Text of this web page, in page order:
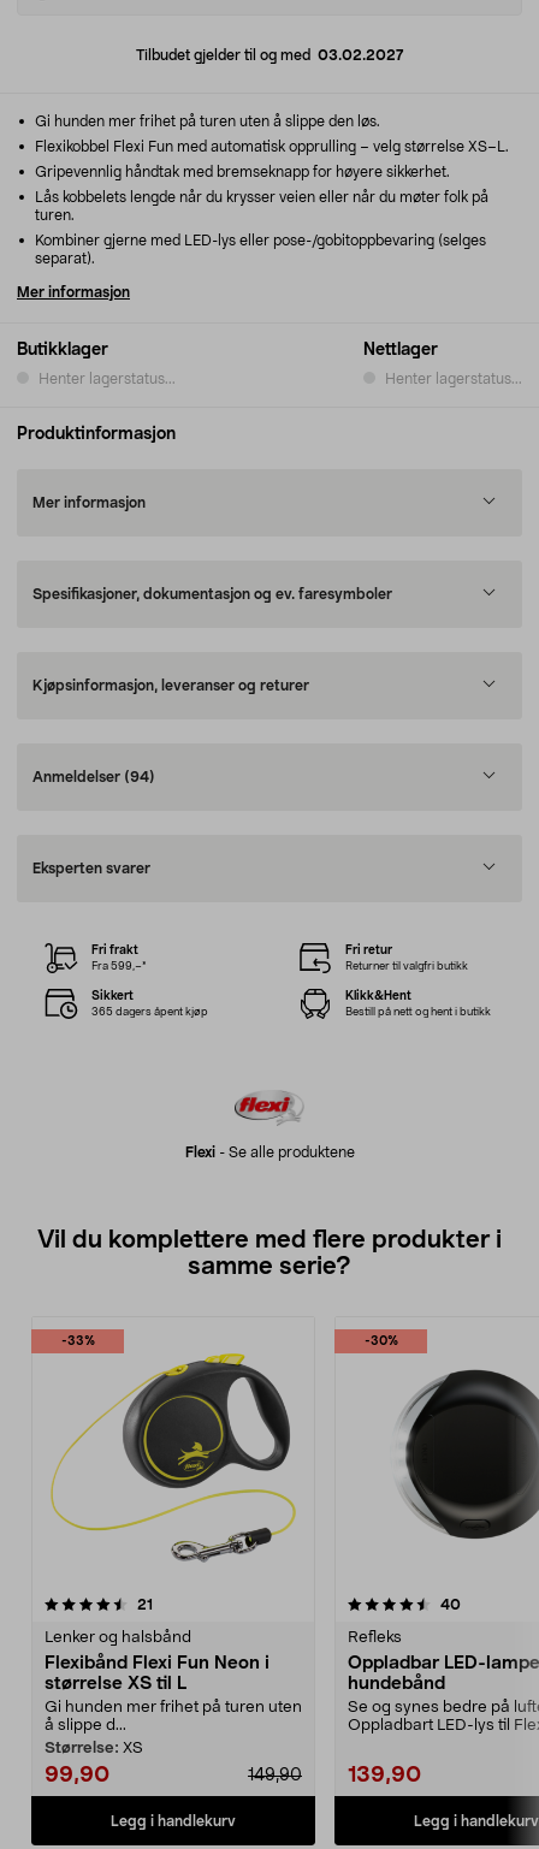
Tilbudet gjelder til og med 03.02.2027
Butikklager
Henter lagerstatus...
Nettlager
Henter lagerstatus...
Gi hunden mer frihet på turen uten å slippe den løs.
Flexikobbel Flexi Fun med automatisk opprulling – velg størrelse XS–L.
Gripevennlig håndtak med bremseknapp for høyere sikkerhet.
Lås kobbelets lengde når du krysser veien eller når du møter folk på
turen.
Kombiner gjerne med LED-lys eller pose-/gobitoppbevaring (selges
separat).
Mer informasjon
Produktinformasjon
Mer informasjon
Spesifikasjoner, dokumentasjon og ev. faresymboler
Kjøpsinformasjon, leveranser og returer
Anmeldelser (94)
Eksperten svarer
Flexi- Se alle produktene
Fri frakt
Fra 599,–*
Fri retur
Returner til valgfri butikk
Sikkert
365 dagers åpent kjøp
Klikk&Hent
Bestill på nett og hent i butikk
Vil du komplettere med flere produkter i
samme serie?
-33%
21
Lenker og halsbånd
Flexibånd Flexi Fun Neon i
størrelse XS til L
Gi hunden mer frihet på turen uten
å slippe d...
Størrelse: XS
149,90
99,90
Legg i handlekurv
-30%
4.5av 5 stjerner 40
Refleks
Oppladbar LED-
hundebånd
Se og synes bedre på
Oppladbart LED-lys til
139,90
Legg i handlekurv
4.5av 5 stjerner